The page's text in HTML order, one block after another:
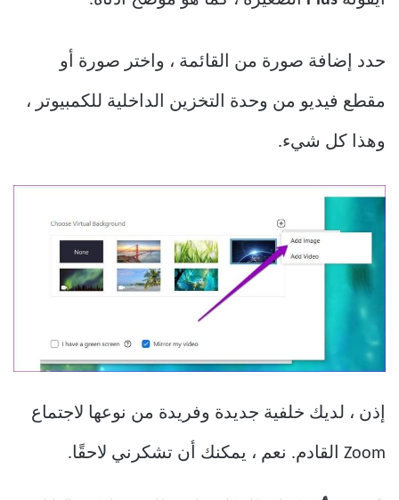
حدد إضافة صورة من القائمة ، واختر صورة أو
مقطع فيديو من وحدة التخزين الداخلية للكمبيوتر ،
وهذا كل شيء.
إذن ، لديك خلفية جديدة وفريدة من نوعها لاجتماع
Zoom القادم. نعم ، يمكنك أن تشكرني لاحقًا.